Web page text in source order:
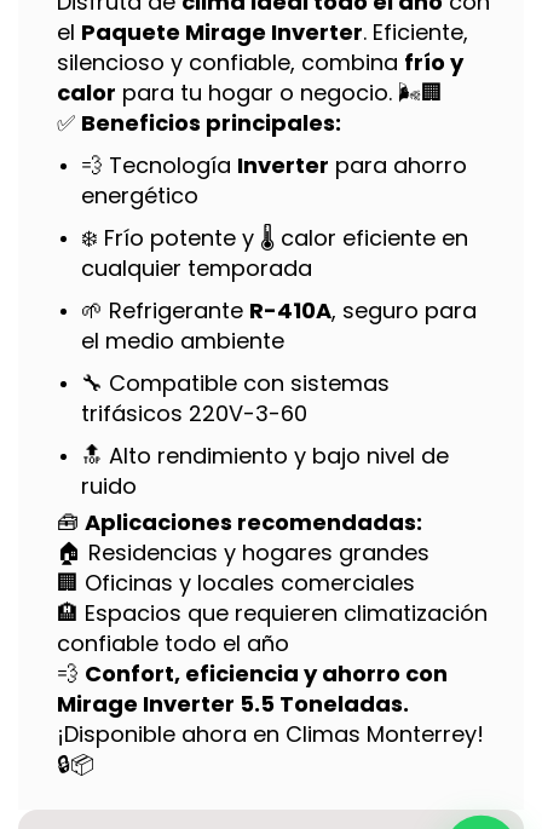
el Paquete Mirage Inverter. Eficiente,
silencioso y confiable, combina frío y
calor para tu hogar o negocio. 🌬️🏢
✅ Beneficios principales:
💨 Tecnología Inverter para ahorro
energético
❄️ Frío potente y 🌡️ calor eficiente en
cualquier temporada
🌱 Refrigerante R-410A, seguro para
el medio ambiente
🔧 Compatible con sistemas
trifásicos 220V-3-60
🔝 Alto rendimiento y bajo nivel de
ruido
🧰 Aplicaciones recomendadas:
🏠 Residencias y hogares grandes
🏢 Oficinas y locales comerciales
🏨 Espacios que requieren climatización
confiable todo el año
💨 Confort, eficiencia y ahorro con
Mirage Inverter 5.5 Toneladas.
¡Disponible ahora en Climas Monterrey!
🔒📦